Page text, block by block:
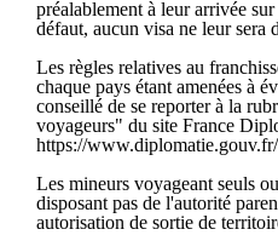
préalablement à leur arrivée
défaut, aucun visa ne leur sera
Les règles relatives au
chaque pays étant amenées à
conseillé de se reporter à la
voyageurs" du site France
https://
Les mineurs voyageant seuls
disposant pas de l'autorité
autorisation de sortie de